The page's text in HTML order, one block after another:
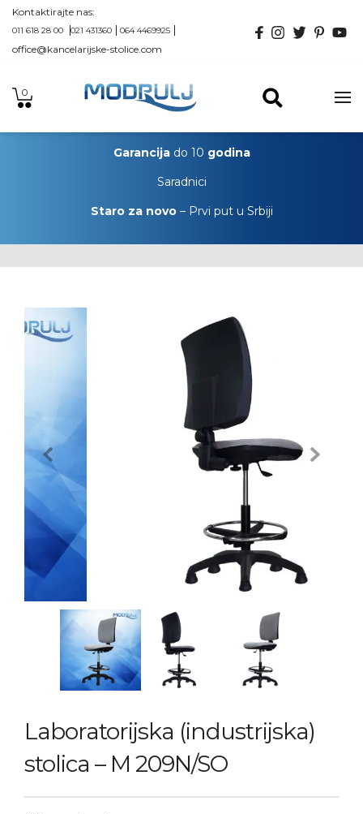
Kontaktirajte nas:
011 618 28 00 021 431360 064 4469925
office@kancelarijske-stolice.com
0
Garancijado 10 godina
Saradnici
Staro za novo– Prvi put u Srbiji
Previous Next
Laboratorijska (industrijska)
stolica – M 209N/SO